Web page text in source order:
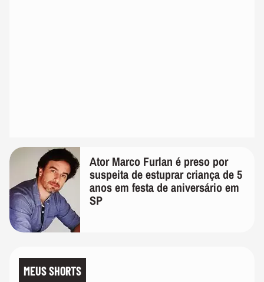
Ator Marco Furlan é preso por
suspeita de estuprar criança de 5
anos em festa de aniversário em
SP
MEUS SHORTS